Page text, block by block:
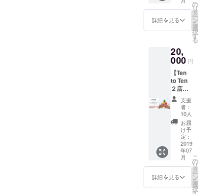
Bug, T-
mall/Me
dium/La
can
choose
one of
those
items.
but the
color
and
design
might
be bit
differen
foreign
rators a
separat
12,000y
en ・A
messa
・
Vouche
r for the
breakfa
st for 1
month
at Ten
to Ten
Sappor
o
Station
and
Nakaji
koen
you can
have
breakfa
宿泊
券】
20000
円 以下
の内容
けしま
す！ ・
カリナ
の愛情
のこ
もった
メッ
セージ
カード
+ 以下
からお
選びく
ださ
い！ ・
Spporo
Station
宿泊無
詳細を見る
の
リ
タ
ー
ン
を
選
択
す
る
20,
000 円
【Ten
to Ten
２店舗
使用
可 ２
時間飲
み放題
券10
枚】
20000
円 以下
の内容
をお届
けしま
す！ ・
カリナ
支援
者：
10人
お届
け予
定：
2019
年07
月
詳細を見る
こ
の
リ
タ
ー
ン
を
選
択